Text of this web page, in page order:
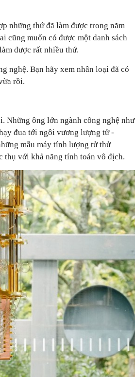
những thứ đã làm được trong năm
cũng muốn có được một danh sách
được rất nhiều thứ.
nghệ. Bạn hãy xem nhân loại đã có
rồi.
Những ông lớn ngành công nghệ như
đua tới ngôi vương lượng tử -
mẫu máy tính lượng tử thử
thụ với khả năng tính toán vô địch.